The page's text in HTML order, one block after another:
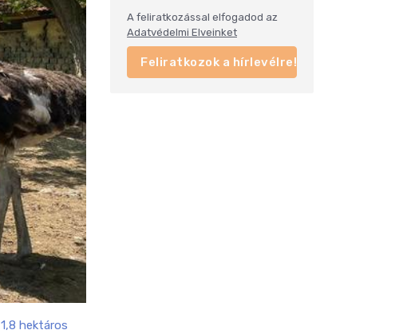
1,8 hektáros
A feliratkozással elfogadod az
Adatvédelmi Elveinket
Feliratkozok a hírlevélre!